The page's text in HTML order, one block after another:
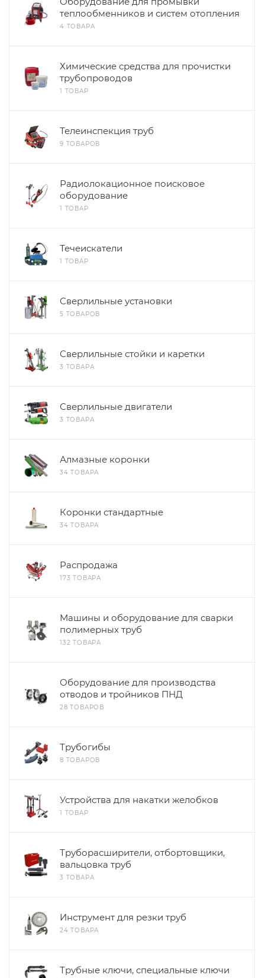
теплообменников и систем отопления
4 ТОВАРА
Химические средства для прочистки
трубопроводов
1 ТОВАР
Телеинспекция труб
9 ТОВАРОВ
Радиолокационное поисковое
оборудование
1 ТОВАР
Течеискатели
1 ТОВАР
Сверлильные установки
5 ТОВАРОВ
Сверлильные стойки и каретки
3 ТОВАРА
Сверлильные двигатели
3 ТОВАРА
Алмазные коронки
34 ТОВАРА
Коронки стандартные
34 ТОВАРА
Распродажа
173 ТОВАРА
Машины и оборудование для сварки
полимерных труб
132 ТОВАРА
Оборудование для производства
отводов и тройников ПНД
28 ТОВАРОВ
Трубогибы
8 ТОВАРОВ
Устройства для накатки желобков
1 ТОВАР
Труборасширители, отбортовщики,
вальцовка труб
3 ТОВАРА
Инструмент для резки труб
24 ТОВАРА
Трубные ключи, специальные ключи